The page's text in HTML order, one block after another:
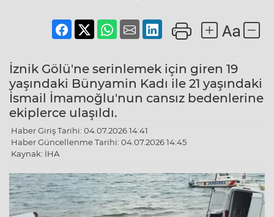
İznik Gölü'ne serinlemek için giren 19
yaşındaki Bünyamin Kadı ile 21 yaşındaki
İsmail İmamoğlu'nun cansız bedenlerine
ekiplerce ulaşıldı.
Haber Giriş Tarihi: 04.07.2026 14:41
Haber Güncellenme Tarihi: 04.07.2026 14:45
Kaynak: İHA